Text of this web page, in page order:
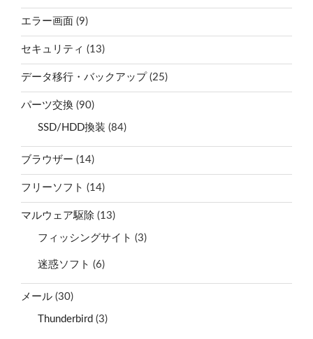
エラー画面 (9)
セキュリティ (13)
データ移行・バックアップ (25)
パーツ交換 (90)
SSD/HDD換装 (84)
ブラウザー (14)
フリーソフト (14)
マルウェア駆除 (13)
フィッシングサイト (3)
迷惑ソフト (6)
メール (30)
Thunderbird (3)